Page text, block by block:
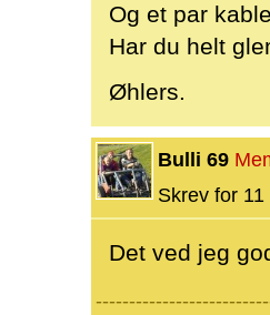
Og et par
Har du helt
Øhlers.
Bulli 69
Skrev for
Det ved jeg